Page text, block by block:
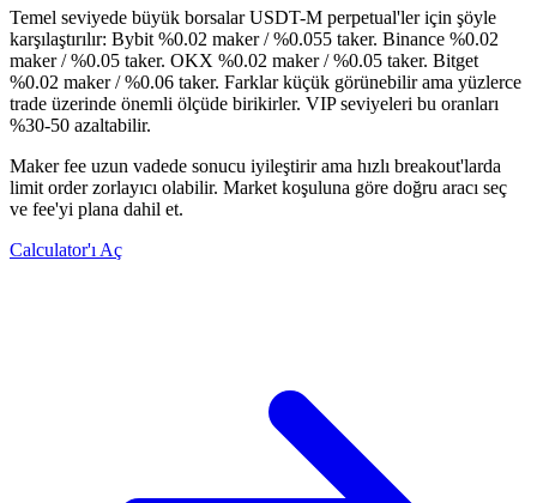
Temel seviyede büyük borsalar USDT-M perpetual'ler için şöyle
karşılaştırılır: Bybit %0.02 maker / %0.055 taker. Binance %0.02
maker / %0.05 taker. OKX %0.02 maker / %0.05 taker. Bitget
%0.02 maker / %0.06 taker. Farklar küçük görünebilir ama yüzlerce
trade üzerinde önemli ölçüde birikirler. VIP seviyeleri bu oranları
%30-50 azaltabilir.
Maker fee uzun vadede sonucu iyileştirir ama hızlı breakout'larda
limit order zorlayıcı olabilir. Market koşuluna göre doğru aracı seç
ve fee'yi plana dahil et.
Calculator'ı Aç